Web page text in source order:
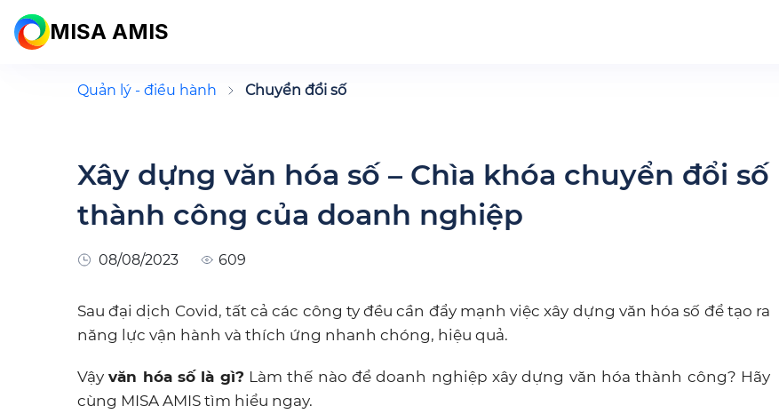
MISA AMIS
Quản lý - điều hành Chuyển đổi số
Xây dựng văn hóa số – Chìa khóa chuyển đổi số
thành công của doanh nghiệp
08/08/2023 609
Sau đại dịch Covid, tất cả các công ty đều cần đẩy mạnh việc xây dựng văn hóa số để tạo ra
năng lực vận hành và thích ứng nhanh chóng, hiệu quả.
Vậyvăn hóa số là gì? Làm thế nào để doanh nghiệp xây dựng văn hóa thành công? Hãy
cùng MISA AMIS tìm hiểu ngay.